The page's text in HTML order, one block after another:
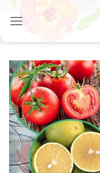
Skip
content